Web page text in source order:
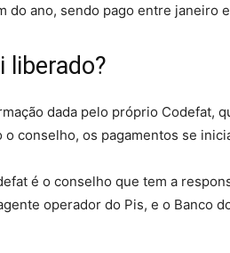
ano, sendo pago entre janeiro
liberado?
dada pelo próprio Codefat,
conselho, os pagamentos se
é o conselho que tem a
operador do Pis, e o Banco